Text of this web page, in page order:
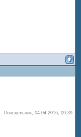
- Понедельник, 04.04.2016, 09:39